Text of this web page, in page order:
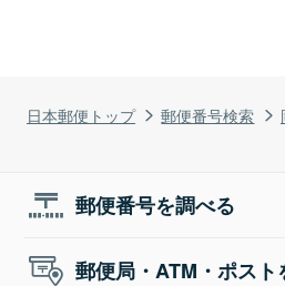
日本郵便トップ 郵便番号検索
郵便番号を調べる
郵便局・ATM・ポスト